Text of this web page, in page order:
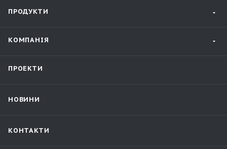
ПРОДУКТИ
КОМПАНІЯ
ПРОЕКТИ
НОВИНИ
КОНТАКТИ